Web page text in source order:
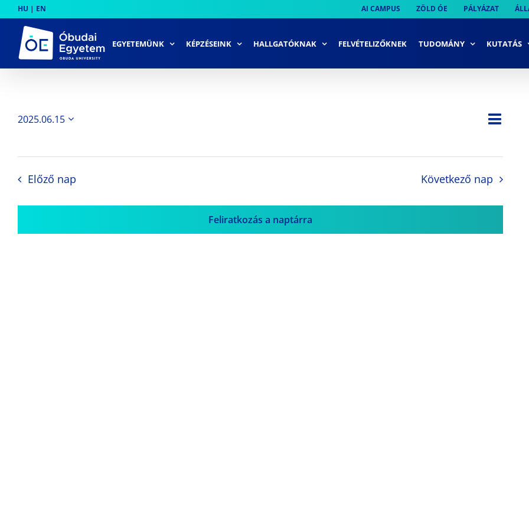
to
content
HU | EN AI CAMPUS ZÖLD ÓE PÁLYÁZAT
EGYETEMÜNK KÉPZÉSEINK HALLGATÓKNAK FELVÉTELIZŐKNEK TUDOMÁNY KUTATÁS
Nap
2025.06.15
Előző nap Következő nap
Feliratkozás a naptárra